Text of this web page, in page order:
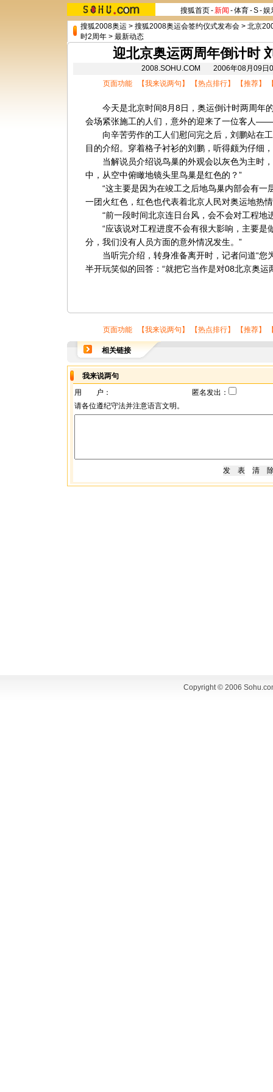
搜狐首页-新闻 -体育-S-娱
搜狐2008奥运 > 搜狐2008奥运会签约仪式发布会 > 北京
时2周年 > 最新动态
迎北京奥运两周年倒计时
2008.SOHU.COM 2006年08月09
页面功能 【我来说两句 】 【热点排行】 【推荐】
今天是北京时间8月8日，奥运倒计时两周年
会场紧张施工的人们，意外的迎来了一位客人
向辛苦劳作的工人们慰问完之后，刘鹏站在工
目的介绍。穿着格子衬衫的刘鹏，听得颇为仔细
当解说员介绍说鸟巢的外观会以灰色为主时，
中，从空中俯瞰地镜头里鸟巢是红色的？”
“这主要是因为在竣工之后地鸟巢内部会有一
一团火红色，红色也代表着北京人民对奥运地热
“前一段时间北京连日台风，会不会对工程地
“应该说对工程进度不会有很大影响，主要是
分，我们没有人员方面的意外情况发生。”
当听完介绍，转身准备离开时，记者问道“您
半开玩笑似的回答：“就把它当作是对08北京奥
页面功能 【我来说两句 】 【热点排行】 【推荐】
相关链接
我来说两句
用 户：
匿名发出：
请各位遵纪守法并注意语言文明。
Copyright © 2006